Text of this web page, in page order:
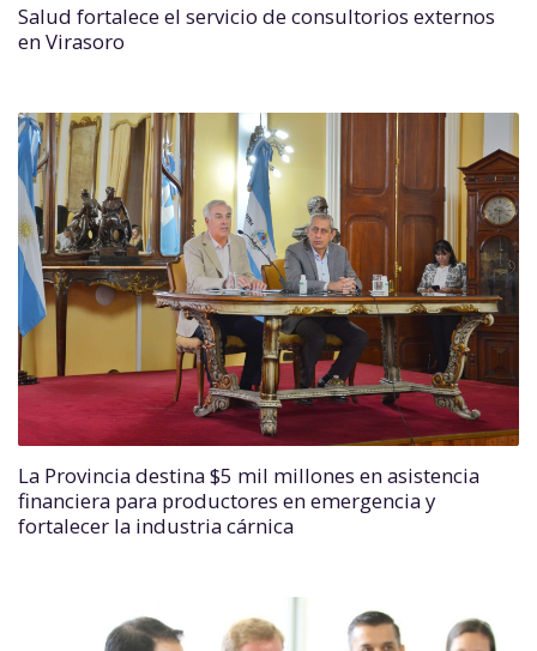
Salud fortalece el servicio de consultorios externos
en Virasoro
La Provincia destina $5 mil millones en asistencia
financiera para productores en emergencia y
fortalecer la industria cárnica